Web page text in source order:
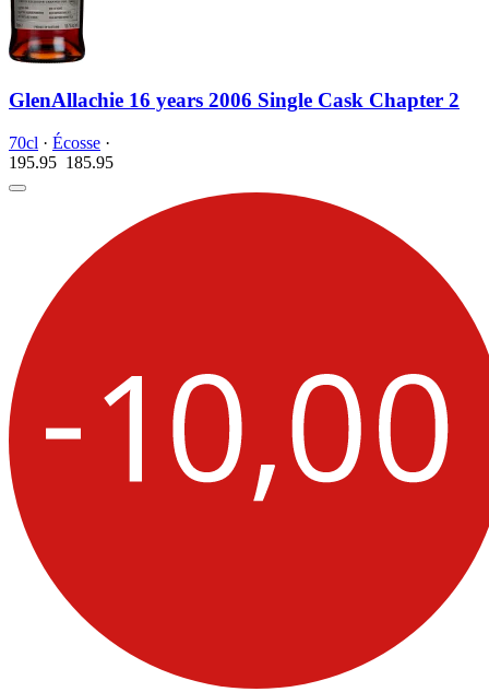
GlenAllachie 16 years 2006 Single Cask Chapter 2
70cl · Écosse ·
195.95 185.95